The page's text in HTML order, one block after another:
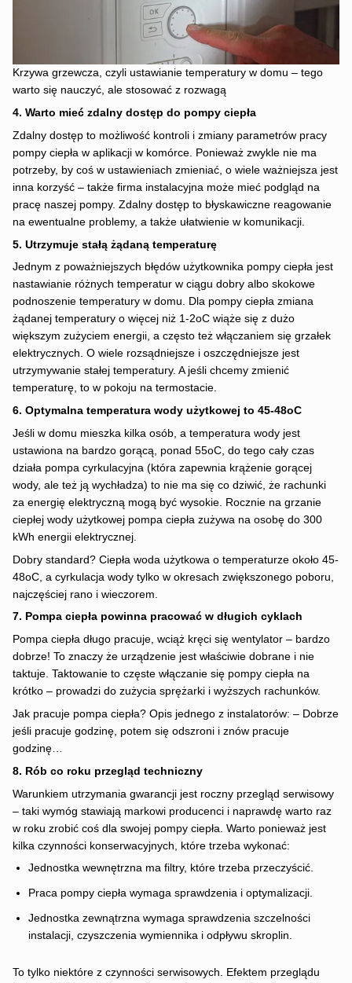
Krzywa grzewcza, czyli ustawianie temperatury w domu – tego
warto się nauczyć, ale stosować z rozwagą
4. Warto mieć zdalny dostęp do pompy ciepła
Zdalny dostęp to możliwość kontroli i zmiany parametrów pracy
pompy ciepła w aplikacji w komórce. Ponieważ zwykle nie ma
potrzeby, by coś w ustawieniach zmieniać, o wiele ważniejsza jest
inna korzyść – także firma instalacyjna może mieć podgląd na
pracę naszej pompy. Zdalny dostęp to błyskawiczne reagowanie
na ewentualne problemy, a także ułatwienie w komunikacji.
5. Utrzymuje stałą żądaną temperaturę
Jednym z poważniejszych błędów użytkownika pompy ciepła jest
nastawianie różnych temperatur w ciągu dobry albo skokowe
podnoszenie temperatury w domu. Dla pompy ciepła zmiana
żądanej temperatury o więcej niż 1-2oC wiąże się z dużo
większym zużyciem energii, a często też włączaniem się grzałek
elektrycznych. O wiele rozsądniejsze i oszczędniejsze jest
utrzymywanie stałej temperatury. A jeśli chcemy zmienić
temperaturę, to w pokoju na termostacie.
6. Optymalna temperatura wody użytkowej to 45-48oC
Jeśli w domu mieszka kilka osób, a temperatura wody jest
ustawiona na bardzo gorącą, ponad 55oC, do tego cały czas
działa pompa cyrkulacyjna (która zapewnia krążenie gorącej
wody, ale też ją wychładza) to nie ma się co dziwić, że rachunki
za energię elektryczną mogą być wysokie. Rocznie na grzanie
ciepłej wody użytkowej pompa ciepła zużywa na osobę do 300
kWh energii elektrycznej.
Dobry standard? Ciepła woda użytkowa o temperaturze około 45-
48oC, a cyrkulacja wody tylko w okresach zwiększonego poboru,
najczęściej rano i wieczorem.
7. Pompa ciepła powinna pracować w długich cyklach
Pompa ciepła długo pracuje, wciąż kręci się wentylator – bardzo
dobrze! To znaczy że urządzenie jest właściwie dobrane i nie
taktuje. Taktowanie to częste włączanie się pompy ciepła na
krótko – prowadzi do zużycia sprężarki i wyższych rachunków.
Jak pracuje pompa ciepła? Opis jednego z instalatorów: – Dobrze
jeśli pracuje godzinę, potem się odszroni i znów pracuje
godzinę…
8. Rób co roku przegląd techniczny
Warunkiem utrzymania gwarancji jest roczny przegląd serwisowy
– taki wymóg stawiają markowi producenci i naprawdę warto raz
w roku zrobić coś dla swojej pompy ciepła. Warto ponieważ jest
kilka czynności konserwacyjnych, które trzeba wykonać:
Jednostka wewnętrzna ma filtry, które trzeba przeczyścić.
Praca pompy ciepła wymaga sprawdzenia i optymalizacji.
Jednostka zewnątrzna wymaga sprawdzenia szczelności
instalacji, czyszczenia wymiennika i odpływu skroplin.
To tylko niektóre z czynności serwisowych. Efektem przeglądu